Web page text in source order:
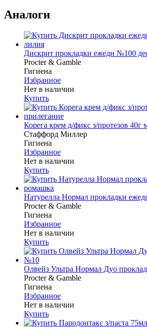
Аналоги
Дискрит прокладки ежедн №100
Procter & Gamble
Гигиена
Избранное
Нет в наличии
Купить
Корега крем д/фикс з/протезов 40г
Стаффорд Миллер
Гигиена
Избранное
Нет в наличии
Купить
Натурелла Нормал прокладки
Procter & Gamble
Гигиена
Избранное
Нет в наличии
Купить
Олвейз Ультра Нормал Дуо
Procter & Gamble
Гигиена
Избранное
Нет в наличии
Купить